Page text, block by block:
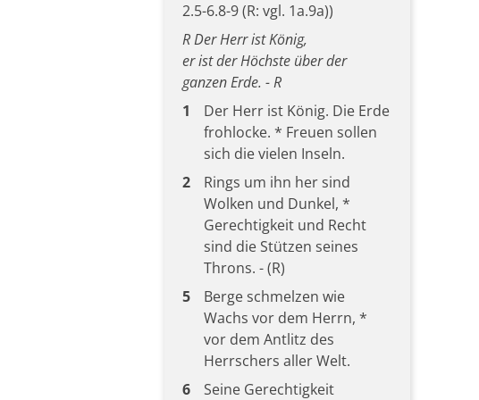
2.5-6.8-9 (R: vgl. 1a.9a))
R Der Herr ist König,
er ist der Höchste über der
ganzen Erde. - R
1
Der Herr ist König. Die Erde
frohlocke. * Freuen sollen
sich die vielen Inseln.
2
Rings um ihn her sind
Wolken und Dunkel, *
Gerechtigkeit und Recht
sind die Stützen seines
Throns. - (R)
5
Berge schmelzen wie
Wachs vor dem Herrn, *
vor dem Antlitz des
Herrschers aller Welt.
6
Seine Gerechtigkeit